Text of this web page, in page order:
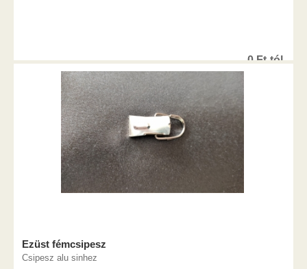
0Ft-tól
Ezüst fémcsipesz
Csipesz alu sinhez